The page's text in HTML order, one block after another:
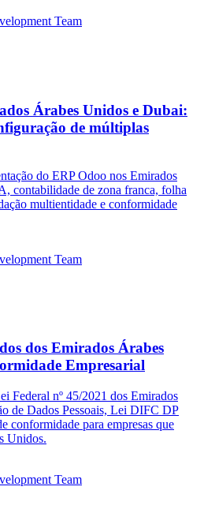
Team
Árabes Unidos e Dubai:
de múltiplas
do ERP Odoo nos Emirados
contabilidade de zona franca, folha
multientidade e conformidade
Team
dos Emirados Árabes
Empresarial
Federal nº 45/2021 dos Emirados
de Dados Pessoais, Lei DIFC DP
conformidade para empresas que
Unidos.
Team